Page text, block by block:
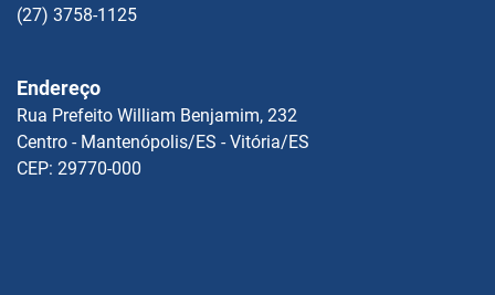
(27) 3758-1125
Endereço
Rua Prefeito William Benjamim, 232
Centro - Mantenópolis/ES - Vitória/ES
CEP: 29770-000